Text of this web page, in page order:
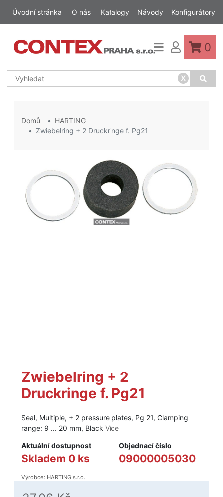
Úvodní stránka O nás Katalogy Návody Konfigurátory
x
0
Domů
HARTING
Zwiebelring + 2 Druckringe f. Pg21
Zwiebelring + 2
Druckringe f. Pg21
Seal, Multiple, + 2 pressure plates, Pg 21, Clamping
range: 9 ... 20 mm, Black Více
Aktuální dostupnost
Skladem 0 ks
Objednací číslo
09000005030
Výrobce: HARTING s.r.o.